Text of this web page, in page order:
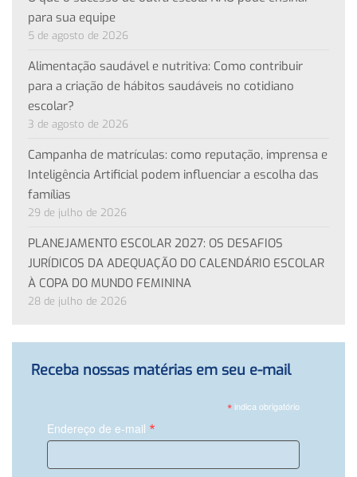
para sua equipe
5 de agosto de 2026
Alimentação saudável e nutritiva: Como contribuir
para a criação de hábitos saudáveis no cotidiano
escolar?
3 de agosto de 2026
Campanha de matrículas: como reputação, imprensa e
Inteligência Artificial podem influenciar a escolha das
famílias
29 de julho de 2026
PLANEJAMENTO ESCOLAR 2027: OS DESAFIOS
JURÍDICOS DA ADEQUAÇÃO DO CALENDÁRIO ESCOLAR
À COPA DO MUNDO FEMININA
28 de julho de 2026
Receba nossas matérias em seu e-mail
*indica obrigatório
Endereço de e-mail *